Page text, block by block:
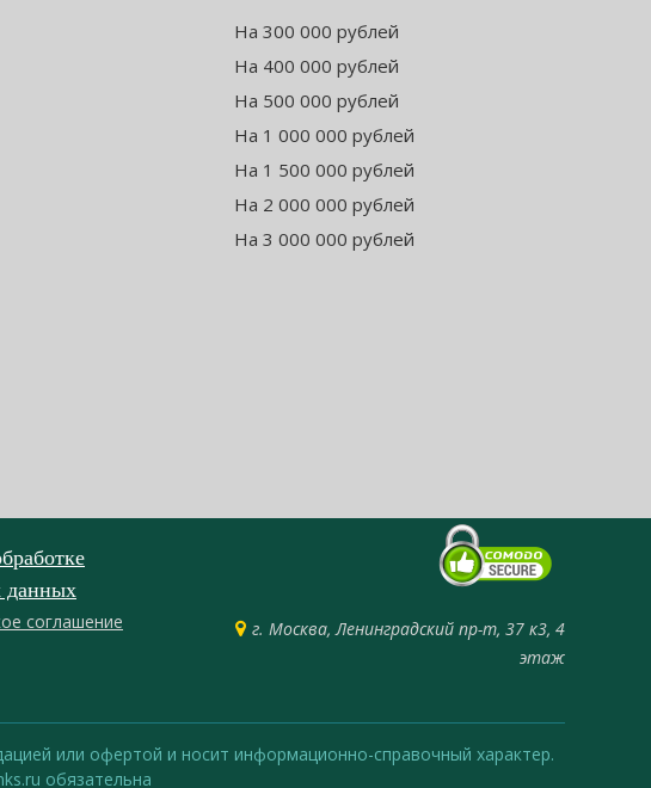
На 300 000 рублей
На 400 000 рублей
На 500 000 рублей
На 1 000 000 рублей
На 1 500 000 рублей
На 2 000 000 рублей
На 3 000 000 рублей
данных
соглашение
г. Москва, Ленинградский пр-т, 37 к3, 4
этаж
или офертой и носит информационно-справочный характер.
обязательна